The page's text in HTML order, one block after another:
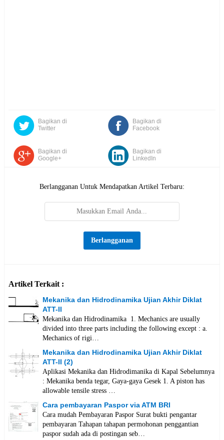
Bagikan di
Facebook
Bagikan di
Twitter
Bagikan di
Google+
Bagikan di
LinkedIn
Berlangganan Untuk Mendapatkan Artikel Terbaru:
Artikel Terkait :
Mekanika dan Hidrodinamika Ujian Akhir Diklat
ATT-II
Mekanika dan Hidrodinamika 1. Mechanics are usually
divided into three parts including the following except : a.
Mechanics of rigi…
Mekanika dan Hidrodinamika Ujian Akhir Diklat
ATT-II (2)
Aplikasi Mekanika dan Hidrodimanika di Kapal Sebelumnya
: Mekanika benda tegar, Gaya-gaya Gesek 1. A piston has
allowable tensile stress …
Cara pembayaran Paspor via ATM BRI
Cara mudah Pembayaran Paspor Surat bukti pengantar
pembayaran Tahapan tahapan permohonan penggantian
paspor sudah ada di postingan seb…